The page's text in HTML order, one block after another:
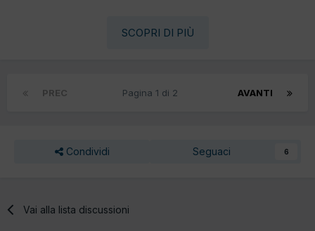
SCOPRI DI PIÙ
PREC AVANTI
Pagina 1 di 2
Condividi Seguaci 6
Vai alla lista discussioni